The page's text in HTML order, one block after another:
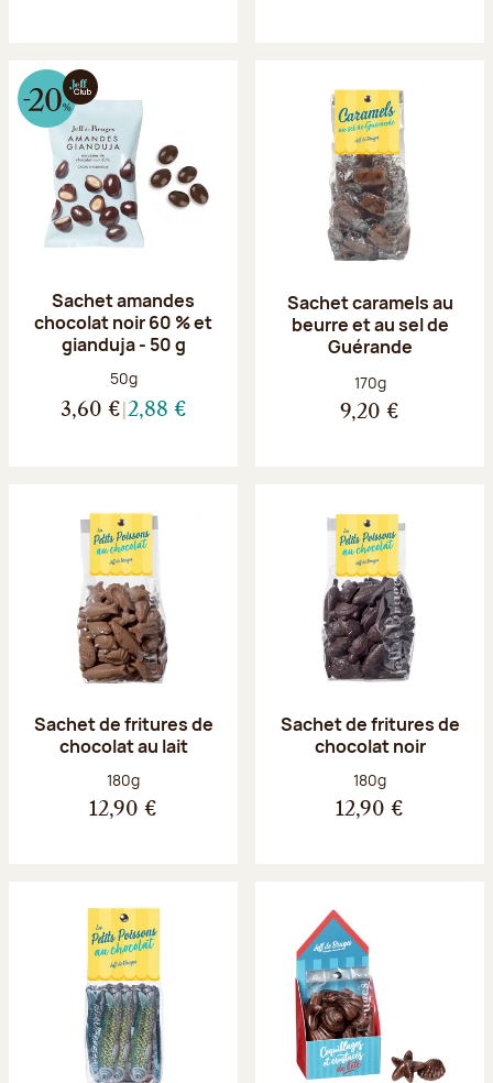
Sachet amandes
chocolat noir 60 % et
gianduja - 50 g
Poids net :
50g
3,60 € 2,88 €
Sachet caramels au
beurre et au sel de
Guérande
Poids net :
170g
9,20 €
Sachet de fritures de
chocolat au lait
Poids net :
180g
12,90 €
Sachet de fritures de
chocolat noir
Poids net :
180g
12,90 €